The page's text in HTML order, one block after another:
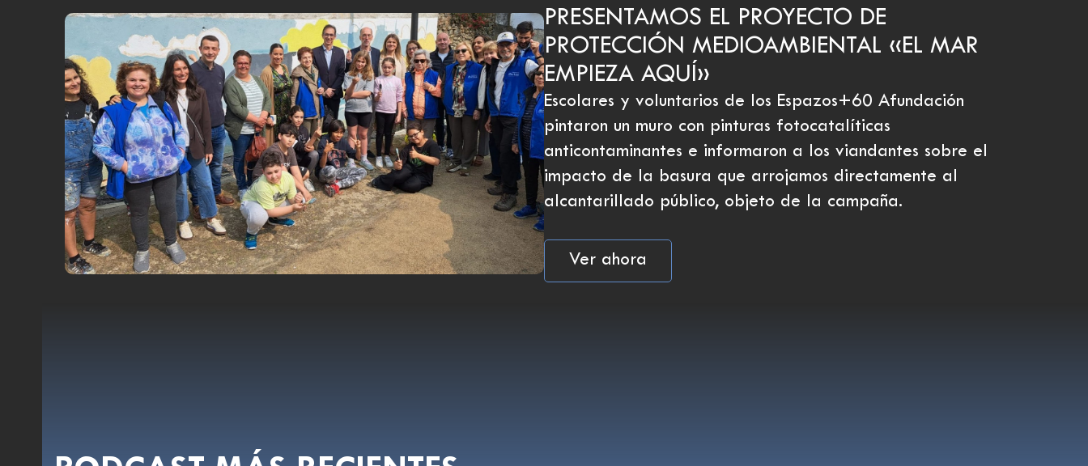
PRESENTAMOS EL PROYECTO DE
PROTECCIÓN MEDIOAMBIENTAL «EL MAR
EMPIEZA AQUÍ»
Escolares y voluntarios de los Espazos+60 Afundación
pintaron un muro con pinturas fotocatalíticas
anticontaminantes e informaron a los viandantes sobre el
impacto de la basura que arrojamos directamente al
alcantarillado público, objeto de la campaña.
Ver ahora